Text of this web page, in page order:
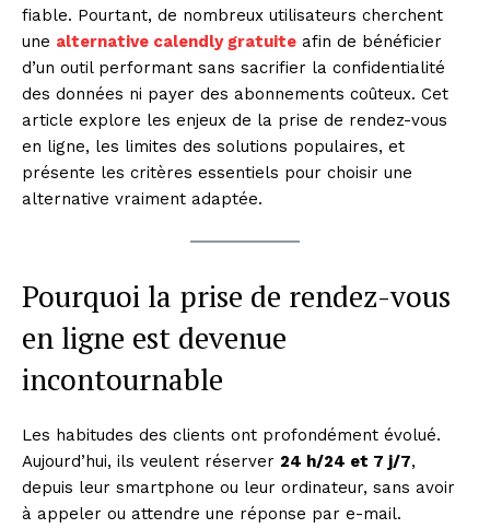
fiable. Pourtant, de nombreux utilisateurs cherchent
une alternative calendly gratuite afin de bénéficier
d’un outil performant sans sacrifier la confidentialité
des données ni payer des abonnements coûteux. Cet
article explore les enjeux de la prise de rendez-vous
en ligne, les limites des solutions populaires, et
présente les critères essentiels pour choisir une
alternative vraiment adaptée.
Pourquoi la prise de rendez-vous
en ligne est devenue
incontournable
Les habitudes des clients ont profondément évolué.
Aujourd’hui, ils veulent réserver 24 h/24 et 7 j/7,
depuis leur smartphone ou leur ordinateur, sans avoir
à appeler ou attendre une réponse par e-mail.